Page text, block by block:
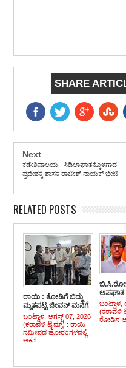
SHARE
Next
ಕಡೇಶಿವಾಲಯ : ಸಿಡಿಲಾಘಾತಕ್ಕೊಳಗಾದ
ಪ್ರದೇಶಕ್ಕೆ ಶಾಸಕ ರಾಜೇಶ್ ನಾಯಕ್ ಭೇಟಿ
RELATED POSTS
ರಾಯಿ : ತೋಡಿಗೆ ಬಿದ್ದು
ಮೃತಪಟ್ಟ ಜೀವನ್ ಮನೆಗೆ
ಶಾಸಕ ರಾಜೇಶ್ ನಾಯಕ್
ಭೇಟಿ
ಬಂಟ್ವಾಳ, ಆಗಸ್ಟ್ 07, 2026
(ಕರಾವಳಿ ಟೈಮ್ಸ್) : ರಾಯಿ
ಸಮೀಪದ ಹೋರಂಗಳದಲ್ಲಿ
ಆಕಸ...
ಅಪಘಾತ
ಸವಾರ
ಬಂಟ್ವಾಳ,
(ಕರಾವಳಿ
ರೋಡಿನ